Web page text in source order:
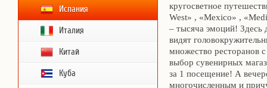
Испания
Италия
Китай
Куба
кругосветное
West» , «Mexico» ,
– тысяча эмоций! Здесь
видят
множество ресторанов
выбор сувенирных
за 1 посещение! А
многочисленным и